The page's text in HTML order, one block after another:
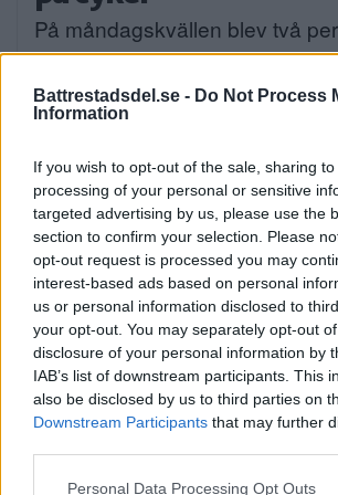
Battrestadsdel.se - Do Not Process
Information
If you wish to opt-out of the sale, sharing
processing of your personal or sensitive
targeted advertising by us, please use the
section to confirm your selection. Please
opt-out request is processed you may
interest-based ads based on personal
us or personal information disclosed to
your opt-out. You may separately opt-out
disclosure of your personal information by
IAB’s list of downstream participants. This
also be disclosed by us to third parties on
Downstream Participants that may further
Please note that this website/app uses one
Personal Data Processing Opt Outs
På måndagskvällen blev två
färdades på […]
När onlinecasino blir
den digitala vardagen
Stockholm
EXTERN PARTNER. Södra
del av […]